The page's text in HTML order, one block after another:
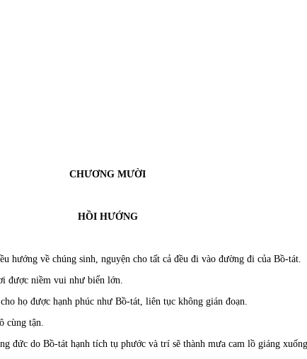
CHƯƠNG MƯỜI
HỒI HƯỚNG
hướng về chúng sinh, nguyện cho tất cả đều đi vào đường đi của Bồ-tát.
được niềm vui như biển lớn.
họ được hạnh phúc như Bồ-tát, liên tục không gián đoạn.
cùng tận.
đức do Bồ-tát hạnh tích tụ phước và trí sẽ thành mưa cam lồ giáng